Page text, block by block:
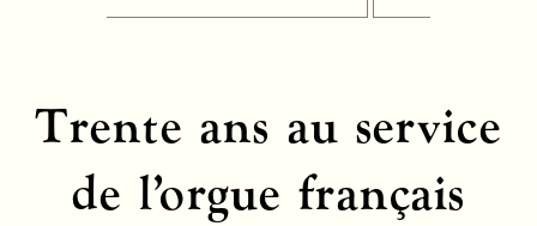
Trente ans au service
de l’orgue français